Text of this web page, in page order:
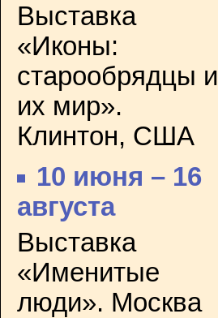
Выставка
«Иконы:
старообрядцы и
их мир».
Клинтон, США
10 июня – 16
августа
Выставка
«Именитые
люди». Москва